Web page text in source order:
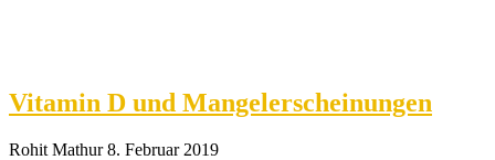
Vitamin D und Mangelerscheinungen
Rohit Mathur8. Februar 2019